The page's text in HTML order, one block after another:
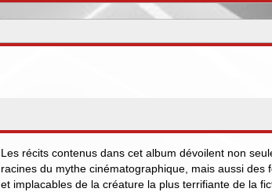
Les récits contenus dans cet album dévoilent non
racines du mythe cinématographique, mais aussi des
et implacables de la créature la plus terrifiante de la